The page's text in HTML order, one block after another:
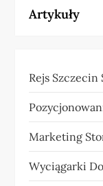
Artykuły
Rejs
Marketing
Wyciągarki